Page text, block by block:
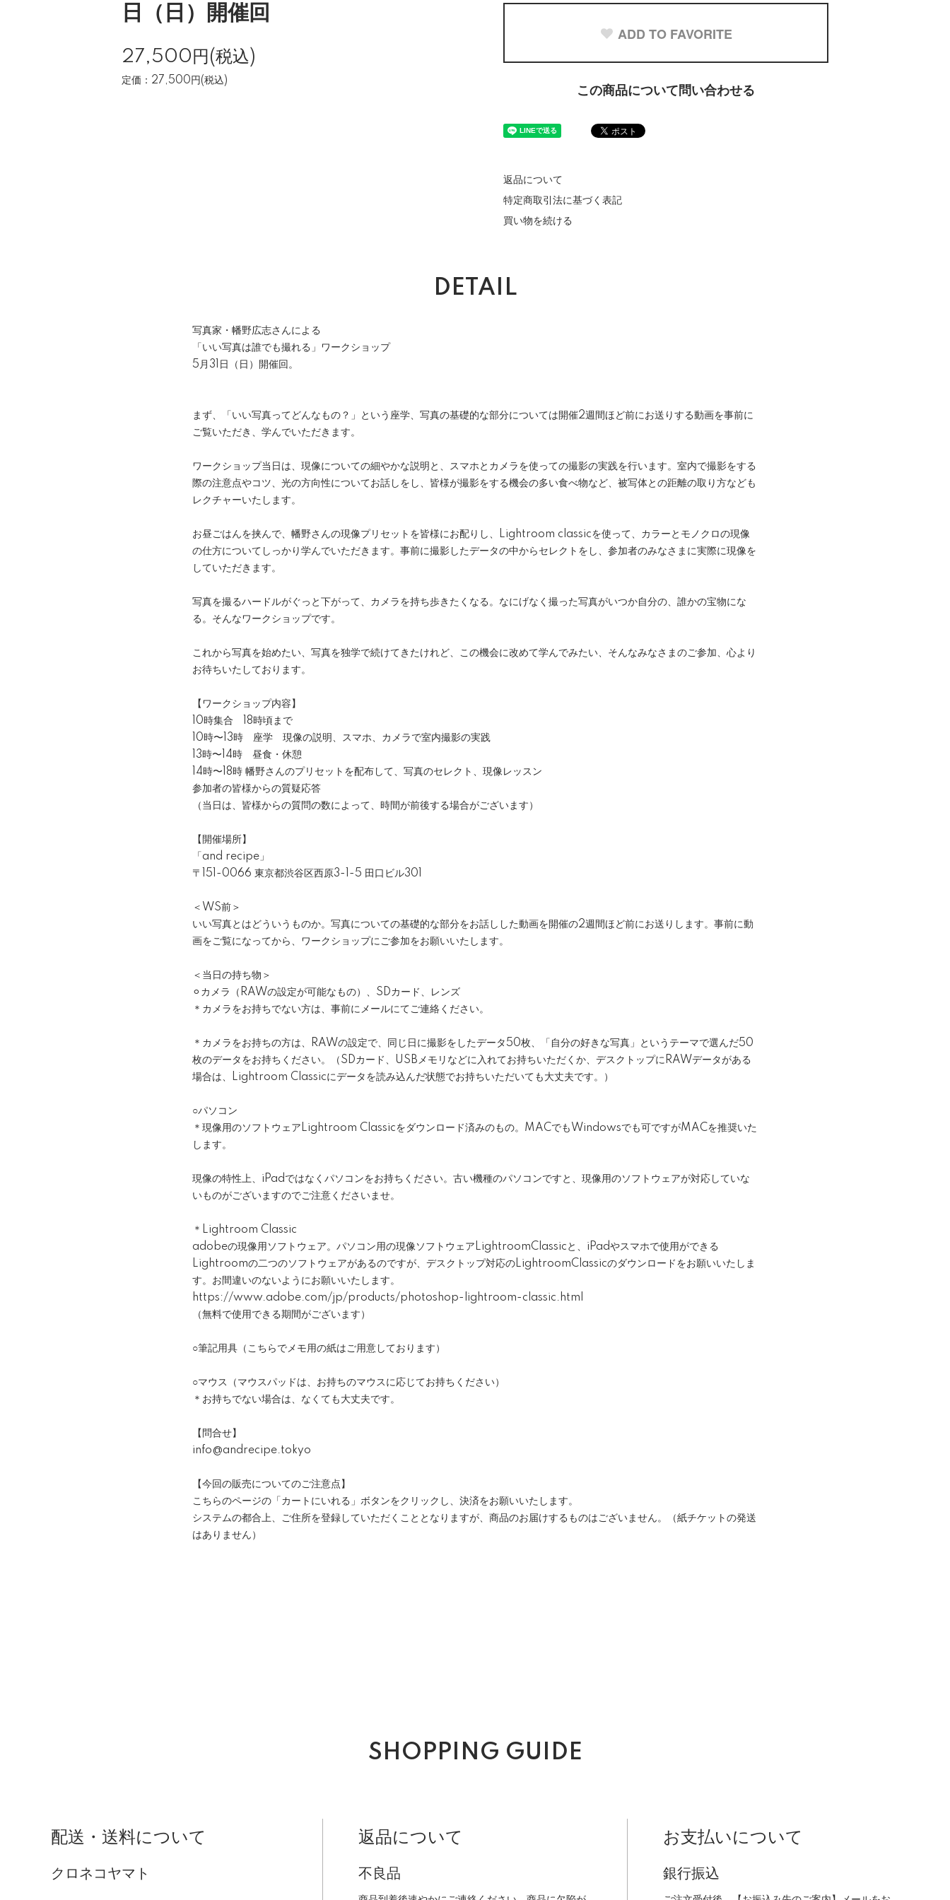
日（日）開催回
27,500円(税込)
定価：27,500円(税込)
ADD TO FAVORITE
この商品について問い合わせる
返品について
特定商取引法に基づく表記
買い物を続ける
DETAIL
写真家・幡野広志さんによる
「いい写真は誰でも撮れる」ワークショップ
5月31日（日）開催回。
まず、「いい写真ってどんなもの？」という座学、写真の基礎的な部分については開催2週間ほど前にお送りする動画を事前に
ご覧いただき、学んでいただきます。
ワークショップ当日は、現像についての細やかな説明と、スマホとカメラを使っての撮影の実践を行います。室内で撮影をする
際の注意点やコツ、光の方向性についてお話しをし、皆様が撮影をする機会の多い食べ物など、被写体との距離の取り方なども
レクチャーいたします。
お昼ごはんを挟んで、幡野さんの現像プリセットを皆様にお配りし、Lightroom classicを使って、カラーとモノクロの現像
の仕方についてしっかり学んでいただきます。事前に撮影したデータの中からセレクトをし、参加者のみなさまに実際に現像を
していただきます。
写真を撮るハードルがぐっと下がって、カメラを持ち歩きたくなる。なにげなく撮った写真がいつか自分の、誰かの宝物にな
る。そんなワークショップです。
これから写真を始めたい、写真を独学で続けてきたけれど、この機会に改めて学んでみたい、そんなみなさまのご参加、心より
お待ちいたしております。
【ワークショップ内容】
10時集合 18時頃まで
10時〜13時 座学 現像の説明、スマホ、カメラで室内撮影の実践
13時〜14時 昼食・休憩
14時〜18時 幡野さんのプリセットを配布して、写真のセレクト、現像レッスン
参加者の皆様からの質疑応答
（当日は、皆様からの質問の数によって、時間が前後する場合がございます）
【開催場所】
「and recipe」
〒151-0066 東京都渋谷区西原3-1-5 田口ビル301
＜WS前＞
いい写真とはどういうものか。写真についての基礎的な部分をお話しした動画を開催の2週間ほど前にお送りします。事前に動
画をご覧になってから、ワークショップにご参加をお願いいたします。
＜当日の持ち物＞
⚪︎カメラ（RAWの設定が可能なもの）、SDカード、レンズ
＊カメラをお持ちでない方は、事前にメールにてご連絡ください。
＊カメラをお持ちの方は、RAWの設定で、同じ日に撮影をしたデータ50枚、「自分の好きな写真」というテーマで選んだ50
枚のデータをお持ちください。（SDカード、USBメモリなどに入れてお持ちいただくか、デスクトップにRAWデータがある
場合は、Lightroom Classicにデータを読み込んだ状態でお持ちいただいても大丈夫です。）
○パソコン
＊現像用のソフトウェアLightroom Classicをダウンロード済みのもの。MACでもWindowsでも可ですがMACを推奨いた
します。
現像の特性上、iPadではなくパソコンをお持ちください。古い機種のパソコンですと、現像用のソフトウェアが対応していな
いものがございますのでご注意くださいませ。
＊Lightroom Classic
adobeの現像用ソフトウェア。パソコン用の現像ソフトウェアLightroomClassicと、iPadやスマホで使用ができる
Lightroomの二つのソフトウェアがあるのですが、デスクトップ対応のLightroomClassicのダウンロードをお願いいたしま
す。お間違いのないようにお願いいたします。
https://www.adobe.com/jp/products/photoshop-lightroom-classic.html
（無料で使用できる期間がございます）
○筆記用具（こちらでメモ用の紙はご用意しております）
○マウス（マウスパッドは、お持ちのマウスに応じてお持ちください）
＊お持ちでない場合は、なくても大丈夫です。
【問合せ】
info@andrecipe.tokyo
【今回の販売についてのご注意点】
こちらのページの「カートにいれる」ボタンをクリックし、決済をお願いいたします。
システムの都合上、ご住所を登録していただくこととなりますが、商品のお届けするものはございません。（紙チケットの発送
はありません）
SHOPPING GUIDE
配送・送料について
クロネコヤマト
返品について
不良品
お支払いについて
銀行振込